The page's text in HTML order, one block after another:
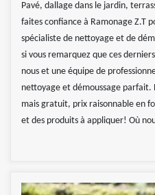
Pavé, dallage dans le jardin,
faites confiance à Ramonage Z.T
spécialiste de nettoyage et de
si vous remarquez que ces
nous et une équipe de
nettoyage et démoussage parfait.
mais gratuit, prix raisonnable en
et des produits à appliquer! Où